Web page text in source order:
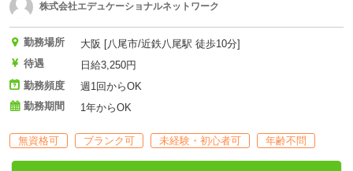
株式会社エデュケーショナルネットワーク
勤務場所
大阪 [八尾市/近鉄八尾駅 徒歩10分]
待遇
日給3,250円
勤務頻度
週1回からOK
勤務期間
1年からOK
無資格可 ブランク可 未経験・初心者可 年齢不問